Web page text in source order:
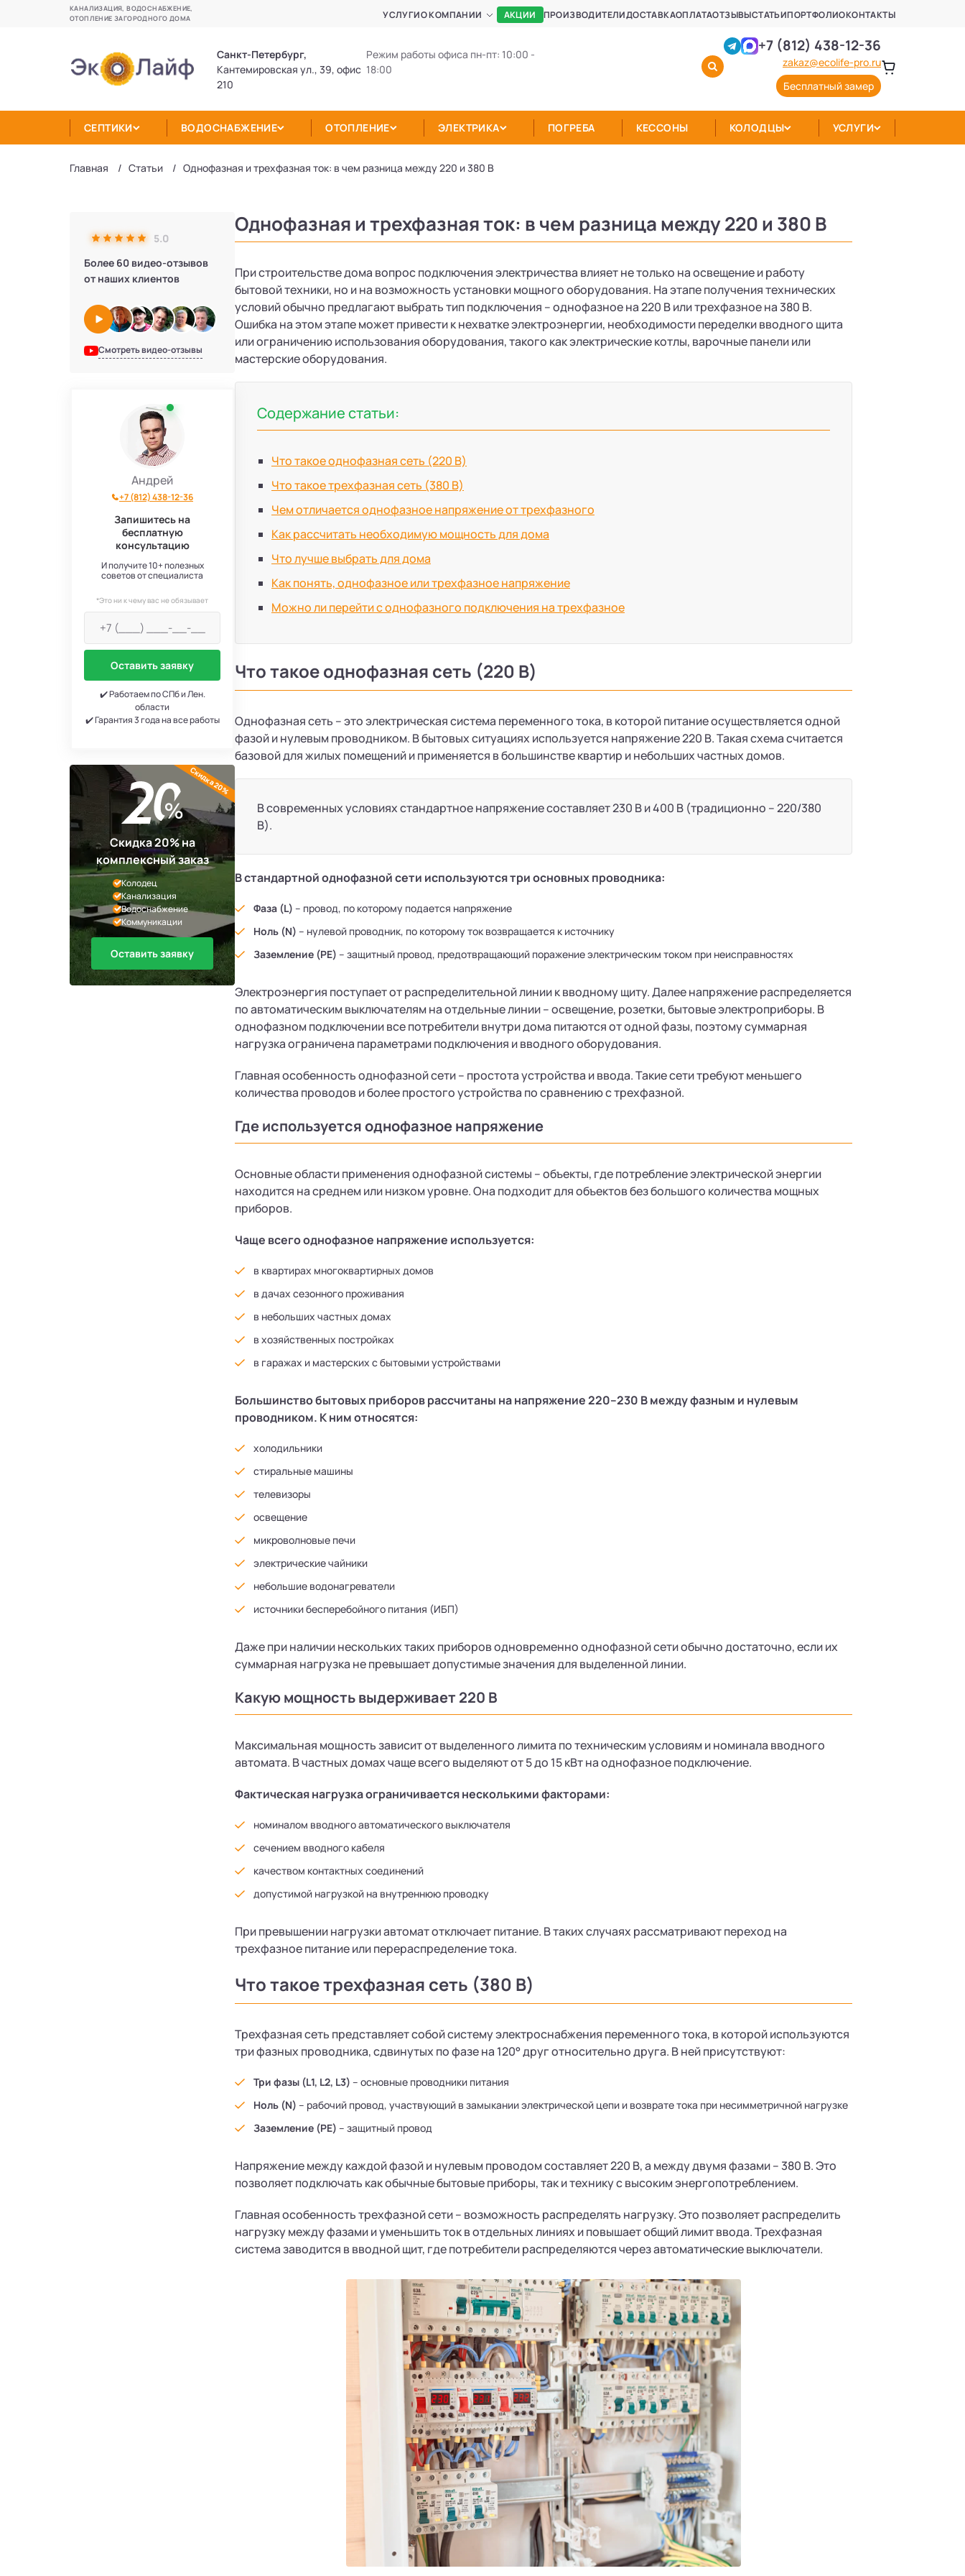
КАНАЛИЗАЦИЯ, ВОДОСНАБЖЕНИЕ,
ОТОПЛЕНИЕ ЗАГОРОДНОГО ДОМА
УСЛУГИО КОМПАНИИ АКЦИИ ПРОИЗВОДИТЕЛИДОСТАВКАОПЛАТАОТЗЫВЫСТАТЬИПОРТФОЛИОКОНТАКТЫ
Санкт-Петербург,
Кантемировская ул., 39, офис
210
Режим работы офиса пн-пт: 10:00 -
18:00
+7 (812) 438-12-36
zakaz@ecolife-pro.ru
Бесплатный замер
СЕПТИКИ ВОДОСНАБЖЕНИЕ ОТОПЛЕНИЕ ЭЛЕКТРИКА ПОГРЕБА КЕССОНЫ КОЛОДЦЫ УСЛУГИ
Главная Статьи Однофазная и трехфазная ток: в чем разница между 220 и 380 В
5.0
Более 60 видео-отзывов
от наших клиентов
Смотреть видео-отзывы
Андрей
+7 (812) 438-12-36
Запишитесь на
бесплатную
консультацию
И получите 10+ полезных
советов от специалиста
*Это ни к чему вас не обязывает
Оставить заявку
✔️ Работаем по СПб и Лен.
области
✔️ Гарантия 3 года на все работы
Скидка 20% на
комплексный заказ
Колодец
Канализация
Водоснабжение
Коммуникации
Оставить заявку
Скидка 20%
Однофазная и трехфазная ток: в чем разница между 220 и 380 В
При строительстве дома вопрос подключения электричества влияет не только на освещение и работу
бытовой техники, но и на возможность установки мощного оборудования. На этапе получения технических
условий обычно предлагают выбрать тип подключения – однофазное на 220 В или трехфазное на 380 В.
Ошибка на этом этапе может привести к нехватке электроэнергии, необходимости переделки вводного щита
или ограничению использования оборудования, такого как электрические котлы, варочные панели или
мастерские оборудования.
Содержание статьи:
Что такое однофазная сеть (220 В)
Что такое трехфазная сеть (380 В)
Чем отличается однофазное напряжение от трехфазного
Как рассчитать необходимую мощность для дома
Что лучше выбрать для дома
Как понять, однофазное или трехфазное напряжение
Можно ли перейти с однофазного подключения на трехфазное
Что такое однофазная сеть (220 В)
Однофазная сеть – это электрическая система переменного тока, в которой питание осуществляется одной
фазой и нулевым проводником. В бытовых ситуациях используется напряжение 220 В. Такая схема считается
базовой для жилых помещений и применяется в большинстве квартир и небольших частных домов.
В современных условиях стандартное напряжение составляет 230 В и 400 В (традиционно – 220/380
В).
В стандартной однофазной сети используются три основных проводника:
Фаза (L) – провод, по которому подается напряжение
Ноль (N) – нулевой проводник, по которому ток возвращается к источнику
Заземление (PE) – защитный провод, предотвращающий поражение электрическим током при неисправностях
Электроэнергия поступает от распределительной линии к вводному щиту. Далее напряжение распределяется
по автоматическим выключателям на отдельные линии – освещение, розетки, бытовые электроприборы. В
однофазном подключении все потребители внутри дома питаются от одной фазы, поэтому суммарная
нагрузка ограничена параметрами подключения и вводного оборудования.
Главная особенность однофазной сети – простота устройства и ввода. Такие сети требуют меньшего
количества проводов и более простого устройства по сравнению с трехфазной.
Где используется однофазное напряжение
Основные области применения однофазной системы – объекты, где потребление электрической энергии
находится на среднем или низком уровне. Она подходит для объектов без большого количества мощных
приборов.
Чаще всего однофазное напряжение используется:
в квартирах многоквартирных домов
в дачах сезонного проживания
в небольших частных домах
в хозяйственных постройках
в гаражах и мастерских с бытовыми устройствами
Большинство бытовых приборов рассчитаны на напряжение 220–230 В между фазным и нулевым
проводником. К ним относятся:
холодильники
стиральные машины
телевизоры
освещение
микроволновые печи
электрические чайники
небольшие водонагреватели
источники бесперебойного питания (ИБП)
Даже при наличии нескольких таких приборов одновременно однофазной сети обычно достаточно, если их
суммарная нагрузка не превышает допустимые значения для выделенной линии.
Какую мощность выдерживает 220 В
Максимальная мощность зависит от выделенного лимита по техническим условиям и номинала вводного
автомата. В частных домах чаще всего выделяют от 5 до 15 кВт на однофазное подключение.
Фактическая нагрузка ограничивается несколькими факторами:
номиналом вводного автоматического выключателя
сечением вводного кабеля
качеством контактных соединений
допустимой нагрузкой на внутреннюю проводку
При превышении нагрузки автомат отключает питание. В таких случаях рассматривают переход на
трехфазное питание или перераспределение тока.
Что такое трехфазная сеть (380 В)
Трехфазная сеть представляет собой систему электроснабжения переменного тока, в которой используются
три фазных проводника, сдвинутых по фазе на 120° друг относительно друга. В ней присутствуют:
Три фазы (L1, L2, L3) – основные проводники питания
Ноль (N) – рабочий провод, участвующий в замыкании электрической цепи и возврате тока при несимметричной нагрузке
Заземление (PE) – защитный провод
Напряжение между каждой фазой и нулевым проводом составляет 220 В, а между двумя фазами – 380 В. Это
позволяет подключать как обычные бытовые приборы, так и технику с высоким энергопотреблением.
Главная особенность трехфазной сети – возможность распределять нагрузку. Это позволяет распределить
нагрузку между фазами и уменьшить ток в отдельных линиях и повышает общий лимит ввода. Трехфазная
система заводится в вводной щит, где потребители распределяются через автоматические выключатели.